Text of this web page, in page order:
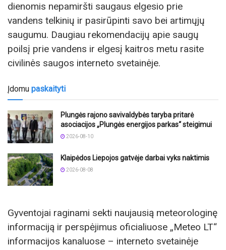
dienomis nepamiršti saugaus elgesio prie
vandens telkinių ir pasirūpinti savo bei artimųjų
saugumu. Daugiau rekomendacijų apie saugų
poilsį prie vandens ir elgesį kaitros metu rasite
civilinės saugos interneto svetainėje.
Įdomu paskaityti
Plungės rajono savivaldybės taryba pritarė
asociacijos „Plungės energijos parkas“ steigimui
2026-08-10
Klaipėdos Liepojos gatvėje darbai vyks naktimis
2026-08-08
Gyventojai raginami sekti naujausią meteorologinę
informaciją ir perspėjimus oficialiuose „Meteo LT“
informacijos kanaluose – interneto svetainėje